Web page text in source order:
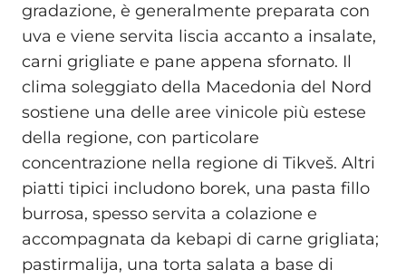
gradazione, è generalmente preparata con
uva e viene servita liscia accanto a insalate,
carni grigliate e pane appena sfornato. Il
clima soleggiato della Macedonia del Nord
sostiene una delle aree vinicole più estese
della regione, con particolare
concentrazione nella regione di Tikveš. Altri
piatti tipici includono borek, una pasta fillo
burrosa, spesso servita a colazione e
accompagnata da kebapi di carne grigliata;
pastirmalija, una torta salata a base di